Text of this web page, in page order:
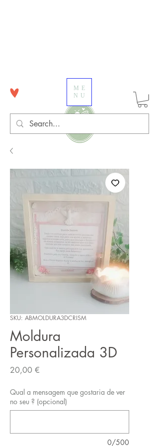
ME
NU
SKU: ABMOLDURA3DCRISM
Moldura
Personalizada 3D
20,00 €
Qual a mensagem que gostaria de ver
no seu ? (opcional)
0/500